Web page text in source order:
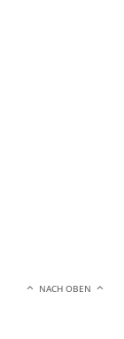
NACH OBEN